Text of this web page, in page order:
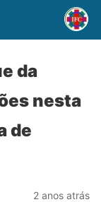
da
nesta
de
2 anos atrás